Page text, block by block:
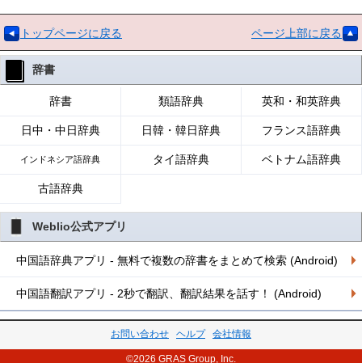
トップページに戻る ページ上部に戻る
辞書
辞書 類語辞典 英和・和英辞典
日中・中日辞典 日韓・韓日辞典 フランス語辞典
インドネシア語辞典 タイ語辞典 ベトナム語辞典
古語辞典
Weblio公式アプリ
中国語辞典アプリ - 無料で複数の辞書をまとめて検索 (Android)
中国語翻訳アプリ - 2秒で翻訳、翻訳結果を話す！ (Android)
お問い合わせ ヘルプ 会社情報
©2026 GRAS Group, Inc.